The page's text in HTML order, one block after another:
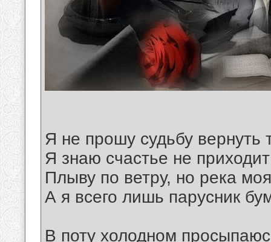
Я не прошу судьбу вернуть
Я знаю счастье не
Плыву по ветру, но река
А я всего лишь парусник
В поту холодном